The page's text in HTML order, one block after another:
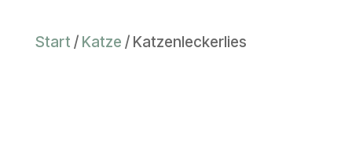
Start / Katze / Katzenleckerlies